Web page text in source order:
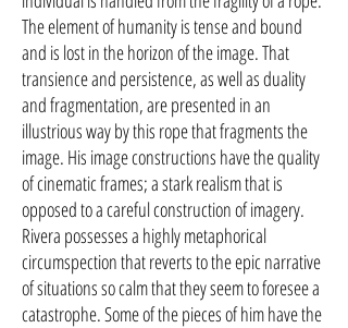
The element of humanity is tense and bound
and is lost in the horizon of the image. That
transience and persistence, as well as duality
and fragmentation, are presented in an
illustrious way by this rope that fragments the
image. His image constructions have the quality
of cinematic frames; a stark realism that is
opposed to a careful construction of imagery.
Rivera possesses a highly metaphorical
circumspection that reverts to the epic narrative
of situations so calm that they seem to foresee a
catastrophe. Some of the pieces of him have the